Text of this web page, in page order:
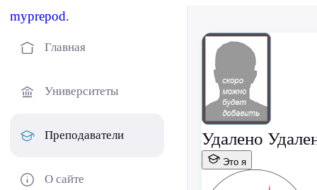
myprepod.
Главная
Университеты
Преподаватели
О сайте
Удалено
Это я